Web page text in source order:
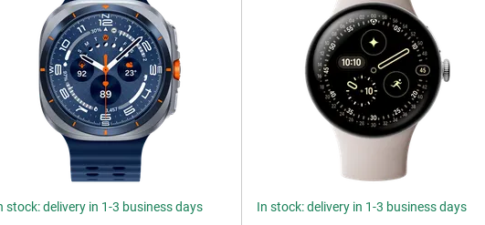
stock: delivery in 1-3 business days In stock: delivery in 1-3 business days